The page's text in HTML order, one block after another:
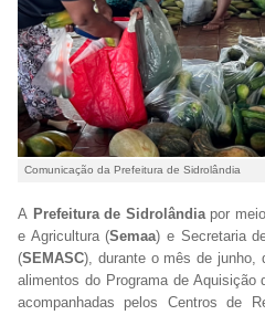
Comunicação da Prefeitura de Sidrolândia
A Prefeitura de Sidrolândia por
e Agricultura (Semaa) e Secretaria
(SEMASC), durante o mês de junho,
alimentos do Programa de Aquisição
acompanhadas pelos Centros de